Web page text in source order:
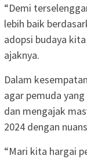
“Demi
lebih baik
adopsi budaya
ajaknya.
Dalam
agar pemuda
dan mengajak
2024 dengan
“Mari kita hargai